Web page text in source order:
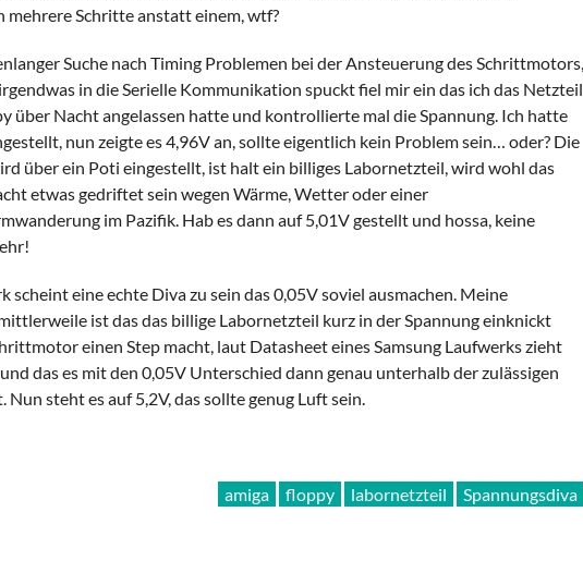
mehrere Schritte anstatt einem, wtf?
Suche nach Timing Problemen bei der Ansteuerung des Schrittmotors,
in die Serielle Kommunikation spuckt fiel mir ein das ich das Netzteil
über Nacht angelassen hatte und kontrollierte mal die Spannung. Ich hatte
nun zeigte es 4,96V an, sollte eigentlich kein Problem sein… oder? Die
über ein Poti eingestellt, ist halt ein billiges Labornetzteil, wird wohl das
etwas gedriftet sein wegen Wärme, Wetter oder einer
im Pazifik. Hab es dann auf 5,01V gestellt und hossa, keine
scheint eine echte Diva zu sein das 0,05V soviel ausmachen. Meine
ist das das billige Labornetzteil kurz in der Spannung einknickt
einen Step macht, laut Datasheet eines Samsung Laufwerks zieht
das es mit den 0,05V Unterschied dann genau unterhalb der zulässigen
Nun steht es auf 5,2V, das sollte genug Luft sein.
amiga floppy labornetzteil Spannungsdiva